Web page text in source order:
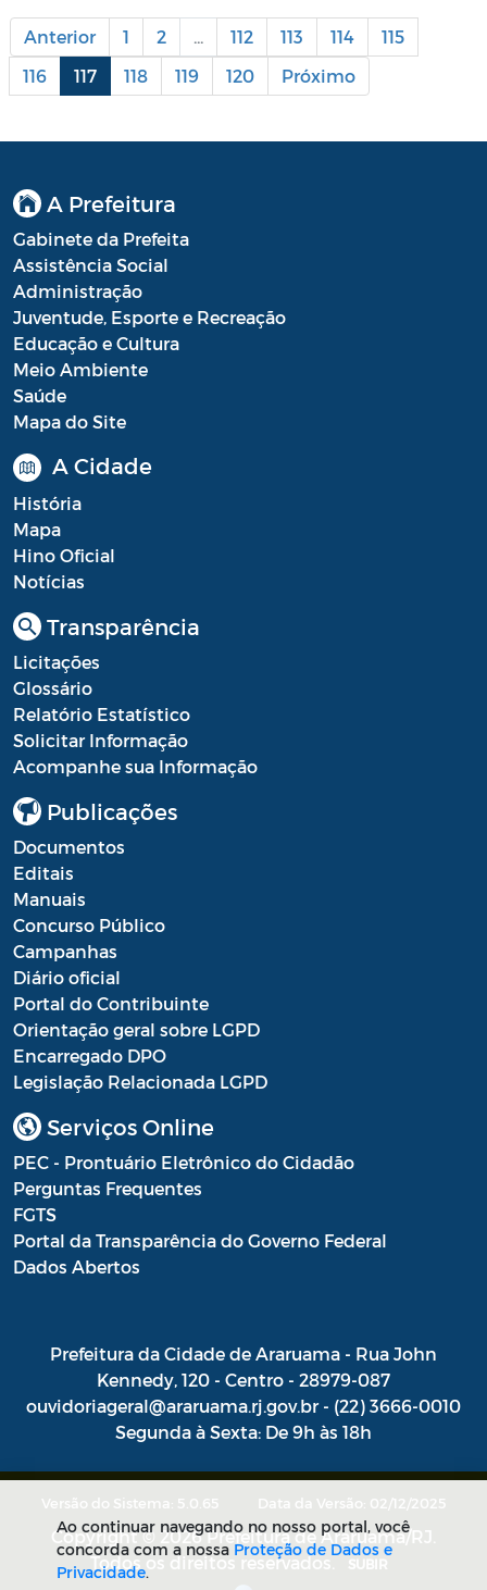
Anterior 1 2 112 113 114
115
116
117 118 119 120 Próximo
A Prefeitura
Gabinete da Prefeita
Assistência Social
Administração
Juventude, Esporte e Recreação
Educação e Cultura
Meio Ambiente
Saúde
Mapa do Site
A Cidade
História
Mapa
Hino Oficial
Notícias
Transparência
Licitações
Glossário
Relatório Estatístico
Solicitar Informação
Acompanhe sua Informação
Publicações
Documentos
Editais
Manuais
Concurso Público
Campanhas
Diário oficial
Portal do Contribuinte
Orientação geral sobre LGPD
Encarregado DPO
Legislação Relacionada LGPD
Serviços Online
PEC - Prontuário Eletrônico do Cidadão
Perguntas Frequentes
FGTS
Portal da Transparência do Governo Federal
Dados Abertos
Prefeitura da Cidade de Araruama - Rua John
Kennedy, 120 - Centro - 28979-087
ouvidoriageral@araruama.rj.gov.br - (22) 3666-0010
Segunda à Sexta: De 9h às 18h
Versão do Sistema: 5.0.65 Data da Versão: 02/12/2025
Copyright © 2026 Prefeitura de Araruama/RJ.
Todos os direitos reservados.
SUBIR
Ao continuar navegando no nosso portal, você
concorda com a nossaProteção de Dados e
Privacidade.